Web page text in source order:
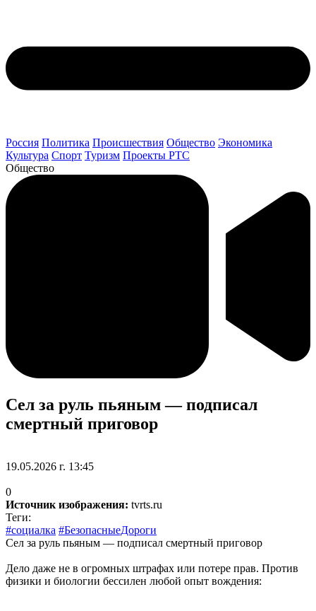
Россия Политика Происшествия Общество Экономика
Культура Спорт Туризм Проекты РТС
Общество
Сел за руль пьяным — подписал
смертный приговор
19.05.2026 г. 13:45
0
Источник изображения: tvrts.ru
Теги:
#социалка #БезопасныеДороги
Сел за руль пьяным — подписал смертный приговор
Дело даже не в огромных штрафах или потере прав. Против
физики и биологии бессилен любой опыт вождения: